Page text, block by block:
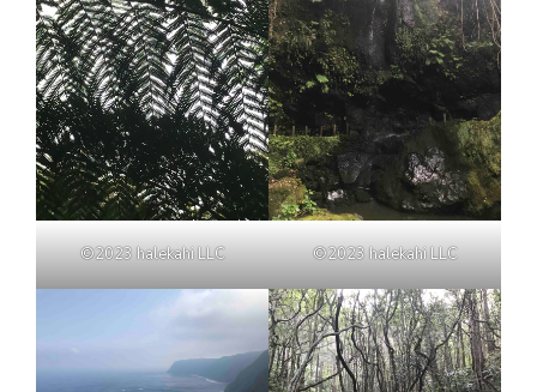
©2023 halekahi LLC ©2023 halekahi LLC